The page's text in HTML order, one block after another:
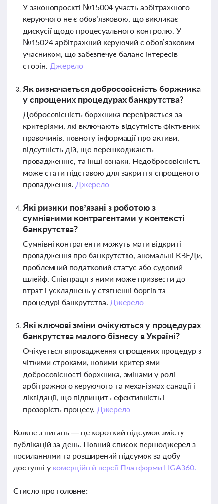
У законопроєкті №15004 участь арбітражного
керуючого не є обов’язковою, що викликає
дискусії щодо процесуального контролю. У
№15024 арбітражний керуючий є обов’язковим
учасником, що забезпечує баланс інтересів
сторін. Джерело
Як визначається добросовісність боржника
у спрощених процедурах банкрутства?
Добросовісність боржника перевіряється за
критеріями, які включають відсутність фіктивних
правочинів, повноту інформації про активи,
відсутність дій, що перешкоджають
провадженню, та інші ознаки. Недобросовісність
може стати підставою для закриття спрощеного
провадження. Джерело
Які ризики пов’язані з роботою з
сумнівними контрагентами у контексті
банкрутства?
Сумнівні контрагенти можуть мати відкриті
провадження про банкрутство, аномальні КВЕДи,
проблемний податковий статус або судовий
шлейф. Співпраця з ними може призвести до
втрат і ускладнень у стягненні боргів та
процедурі банкрутства. Джерело
Які ключові зміни очікуються у процедурах
банкрутства малого бізнесу в Україні?
Очікується впровадження спрощених процедур з
чіткими строками, новими критеріями
добросовісності боржника, змінами у ролі
арбітражного керуючого та механізмах санації і
ліквідації, що підвищить ефективність і
прозорість процесу. Джерело
Кожне з питань — це короткий підсумок змісту
публікацій за день. Повний список першоджерел з
посиланнями та розширений підсумок за добу
доступні у комерційній версії Платформи LIGA360.
Стисло про головне: